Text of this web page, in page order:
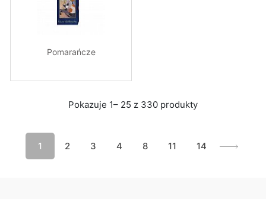
Pomarańcze
Pokazuje 1– 25 z 330 produkty
1 2 3 4 8 11 14